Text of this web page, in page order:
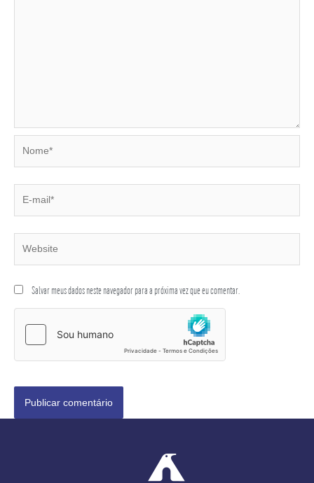
Salvar meus dados neste navegador para a próxima vez que eu comentar.